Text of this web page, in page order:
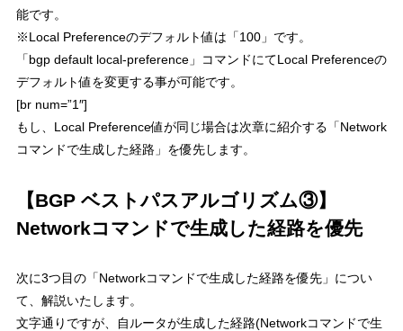
能です。
※Local Preferenceのデフォルト値は「100」です。
「bgp default local-preference」コマンドにてLocal Preferenceの
デフォルト値を変更する事が可能です。
[br num=”1″]
もし、Local Preference値が同じ場合は次章に紹介する「Network
コマンドで生成した経路」を優先します。
【BGP ベストパスアルゴリズム③】
Networkコマンドで生成した経路を優先
次に3つ目の「Networkコマンドで生成した経路を優先」につい
て、解説いたします。
文字通りですが、自ルータが生成した経路(Networkコマンドで生